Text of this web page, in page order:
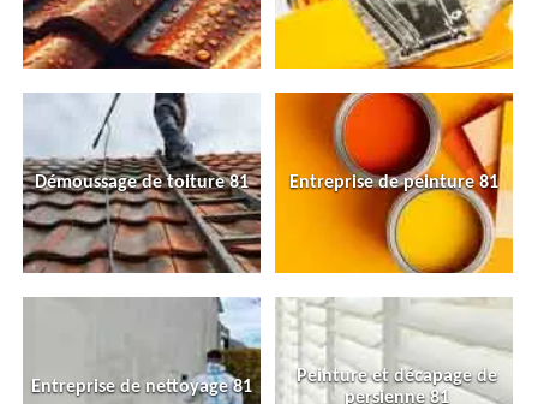
Démoussage de toiture 81 Entreprise de peinture 81
Entreprise de nettoyage 81
Peinture et décapage de
persienne 81